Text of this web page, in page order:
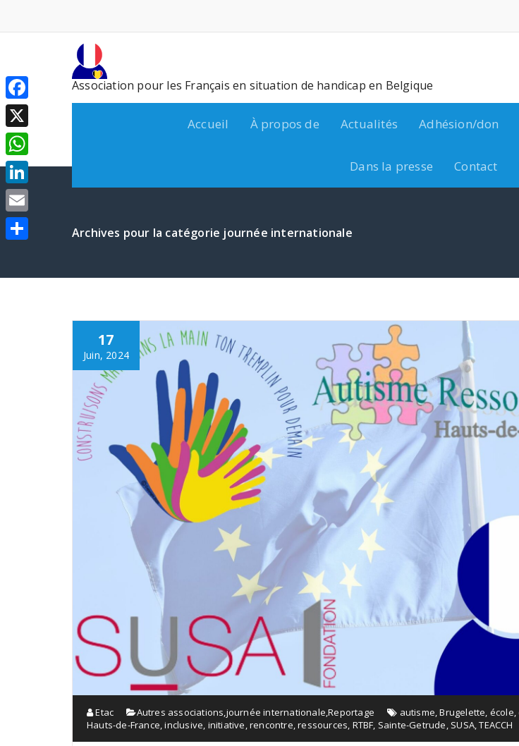
contenu
Association pour les Français en situation de handicap en Belgique
Accueil À propos de Actualités Adhésion/don
Dans la presse Contact
Archives pour la catégorie journée internationale
17
Juin, 2024
Etac Autres associations,journée internationale,Reportage autisme,Brugelette, école,
Hauts-de-France,inclusive, initiative,rencontre,ressources, RTBF, Sainte-Getrude, SUSA,TEACCH
Facebook
X
WhatsApp
LinkedIn
Email